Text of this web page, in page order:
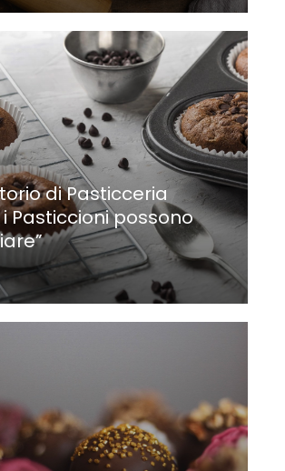
di Pasticceria
i Pasticcioni possono